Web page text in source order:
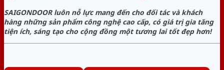
SAIGONDOOR luôn nỗ lực mang đến cho đối tác và khách
hàng những sản phẩm công nghệ cao cấp, có giá trị gia tăng
tiện ích, sáng tạo cho cộng đồng một tương lai tốt đẹp hơn!